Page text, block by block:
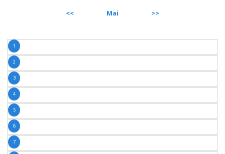
Mai
1
2
3
4
5
6
7